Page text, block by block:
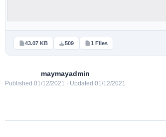
43.07 KB 509 1 Files
maymayadmin
Published 01/12/2021 · Updated 01/12/2021